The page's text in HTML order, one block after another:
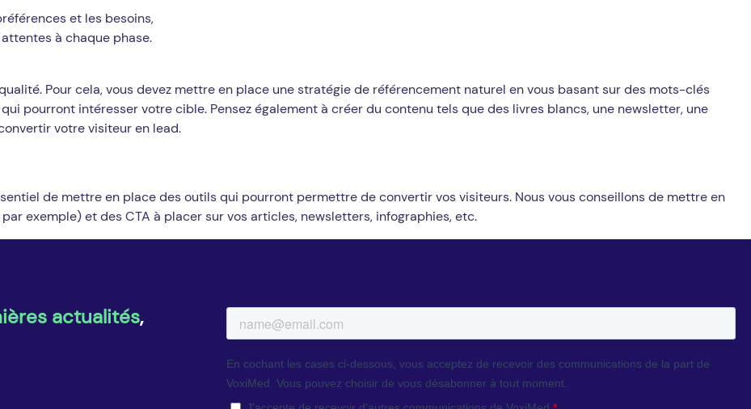
et les besoins,
à chaque phase.
Pour cela, vous devez mettre en place une stratégie de référencement naturel en vous basant sur des mots-clés
pourront intéresser votre cible. Pensez également à créer du contenu tels que des livres blancs, une newsletter, une
votre visiteur en lead.
de mettre en place des outils qui pourront permettre de convertir vos visiteurs. Nous vous conseillons de mettre en
exemple) et des CTA à placer sur vos articles, newsletters, infographies, etc.
actualités,